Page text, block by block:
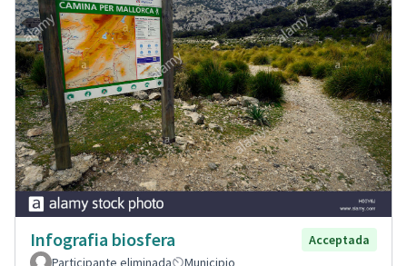
Infografia biosfera
Acceptada
Participante eliminada
Municipio